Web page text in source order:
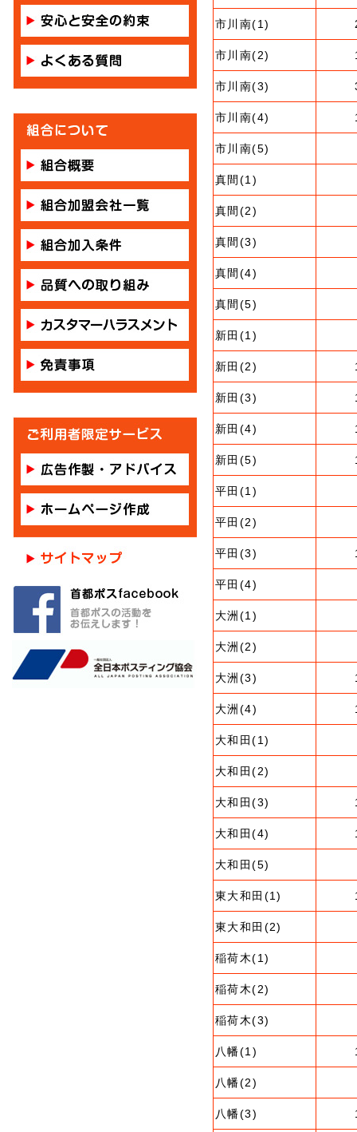
市川南(1)
市川南(2)
市川南(3)
市川南(4)
市川南(5)
真間(1)
真間(2)
真間(3)
真間(4)
真間(5)
新田(1)
新田(2)
新田(3)
新田(4)
新田(5)
平田(1)
平田(2)
平田(3)
平田(4)
大洲(1)
大洲(2)
大洲(3)
大洲(4)
大和田(1)
大和田(2)
大和田(3)
大和田(4)
大和田(5)
東大和田(1)
東大和田(2)
稲荷木(1)
稲荷木(2)
稲荷木(3)
八幡(1)
八幡(2)
八幡(3)